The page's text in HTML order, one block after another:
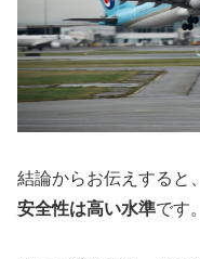
結論からお伝えすると、
安全性は高い水準です。